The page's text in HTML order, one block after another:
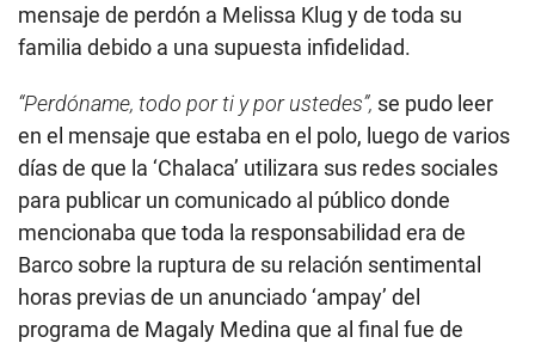
mensaje de perdón a Melissa Klug y de toda su
familia debido a una supuesta infidelidad.
“Perdóname, todo por ti y por ustedes”, se pudo leer
en el mensaje que estaba en el polo, luego de varios
días de que la ‘Chalaca’ utilizara sus redes sociales
para publicar un comunicado al público donde
mencionaba que toda la responsabilidad era de
Barco sobre la ruptura de su relación sentimental
horas previas de un anunciado ‘ampay’ del
programa de Magaly Medina que al final fue de